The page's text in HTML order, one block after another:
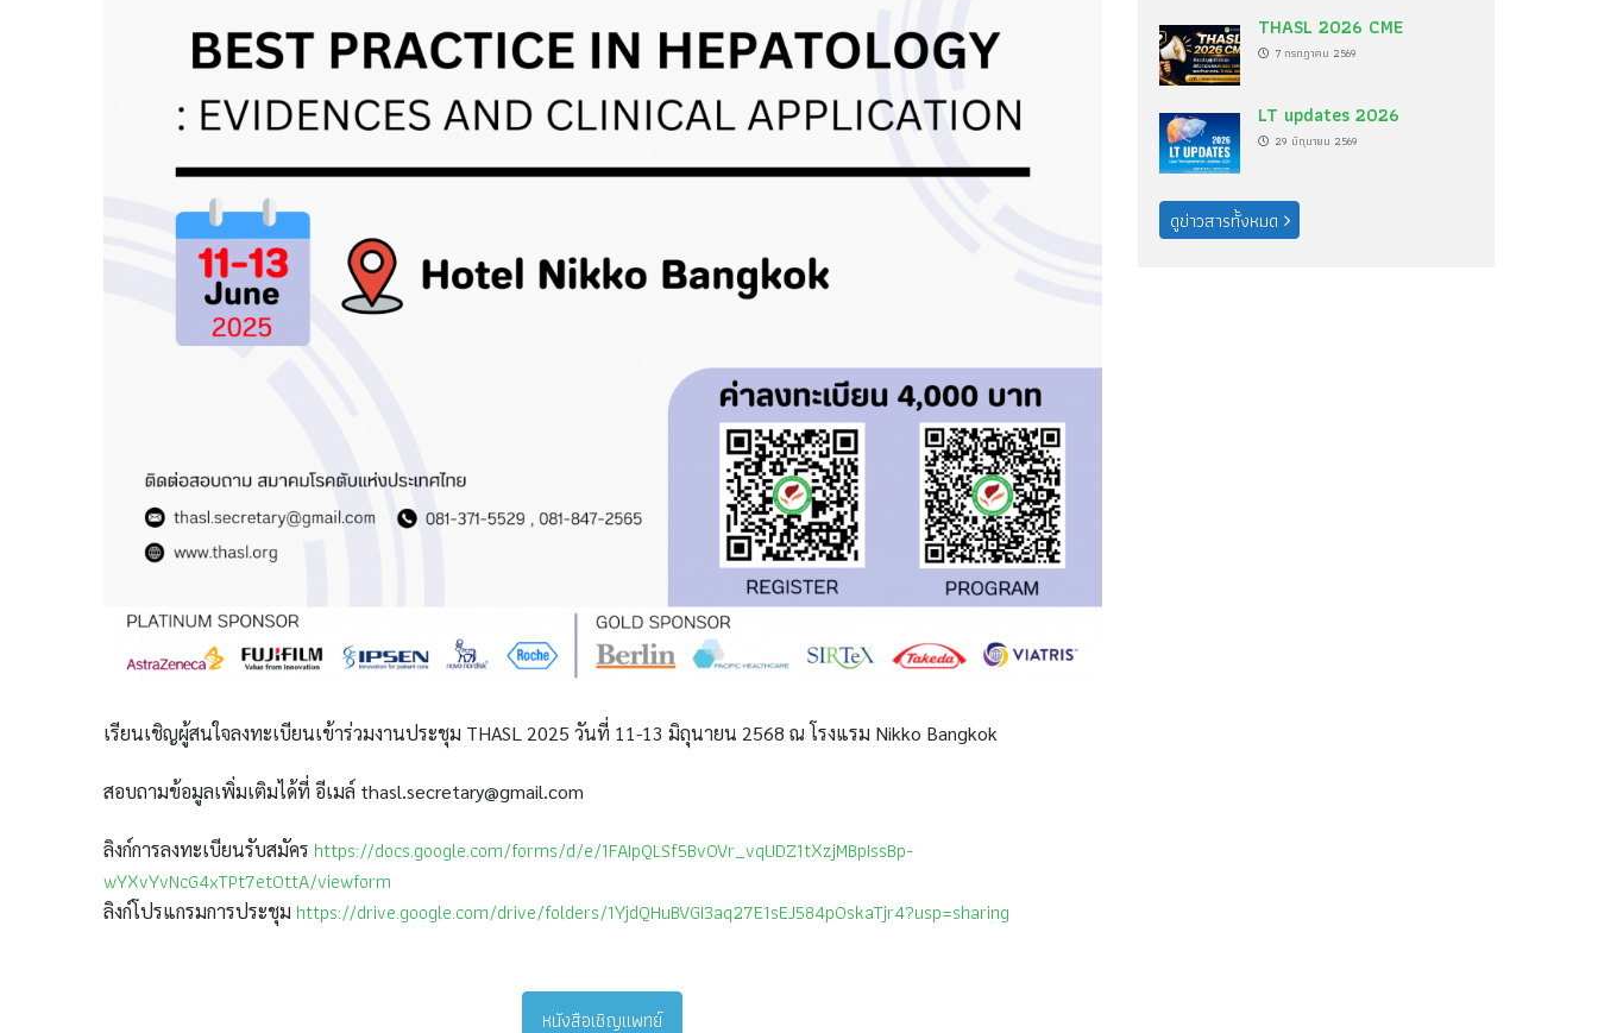
เรียนเชิญผู้สนใจลงทะเบียนเข้าร่วมงานประชุม THASL 2025 วันที่ 11-13 มิถุนายน 2568 ณ โรงแรม Nikko Bangkok
สอบถามข้อมูลเพิ่มเติมได้ที่ อีเมล์ thasl.secretary@gmail.com
ลิงก์การลงทะเบียนรับสมัคร https://docs.google.com/forms/d/e/1FAIpQLSf5BvOVr_vqUDZ1tXzjMBpIssBp-
wYXvYvNcG4xTPt7et0ttA/viewform
ลิงก์โปรแกรมการประชุม https://drive.google.com/drive/folders/1YjdQHuBVGI3aq27E1sEJ584p0skaTjr4?usp=sharing
หนังสือเชิญแพทย์
THASL 2026 CME
7 กรกฎาคม 2569
LT updates 2026
29 มิถุนายน 2569
ดูข่าวสารทั้งหมด